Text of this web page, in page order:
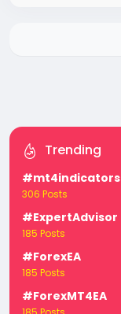
Trending
#mt4indicators
306 Posts
#ExpertAdvisor
185 Posts
#ForexEA
185 Posts
#ForexMT4EA